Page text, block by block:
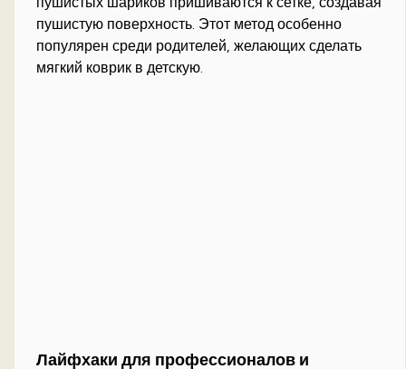
пушистую поверхность. Этот метод особенно
популярен среди родителей, желающих сделать
мягкий коврик в детскую.
Лайфхаки для профессионалов и